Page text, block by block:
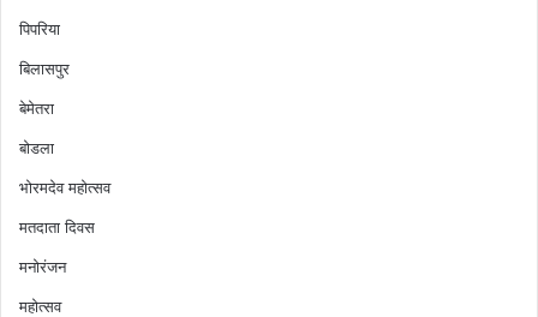
पिपरिया
बिलासपुर
बेमेतरा
बोडला
भोरमदेव महोत्सव
मतदाता दिवस
मनोरंजन
महोत्सव